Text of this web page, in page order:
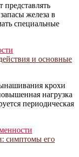
железа в
специальные
и основные
крохи
нагрузка
периодическая
симптомы его